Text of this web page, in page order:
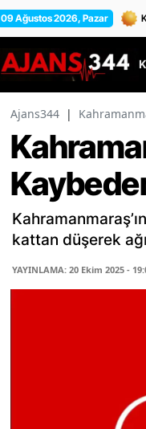
09 Ağustos 2026, Pazar
Ajans344 |
kattan düşerek
YAYINLAMA: 20 Ekim 2025 -